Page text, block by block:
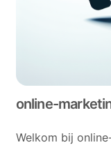
online-
Welkom bij